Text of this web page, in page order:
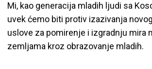
Mi, kao generacija mladih ljudi sa
uvek ćemo biti protiv izazivanja
uslove za pomirenje i izgradnju mira
zemljama kroz obrazovanje mladih.